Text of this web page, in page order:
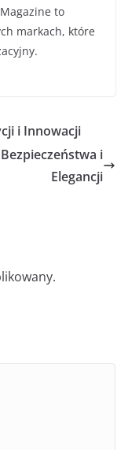
to
markach, które
i Innowacji
i
Elegancji